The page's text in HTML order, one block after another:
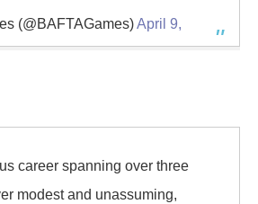
(@BAFTAGames)April 9,
career spanning over three
modest and unassuming,